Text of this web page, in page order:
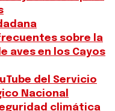
sobre la
aves en los Cayos
del Servicio
Nacional
climática